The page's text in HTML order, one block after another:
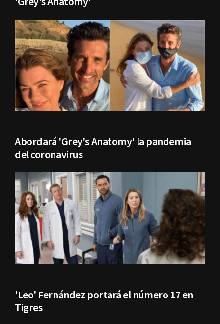
Abordará 'Grey's Anatomy' la pandemia
del coronavirus
'Leo' Fernández portará el número 17 en
Tigres